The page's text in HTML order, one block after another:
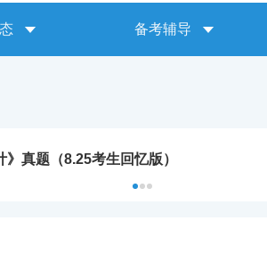
备考辅导
真题（8.25考生回忆版）